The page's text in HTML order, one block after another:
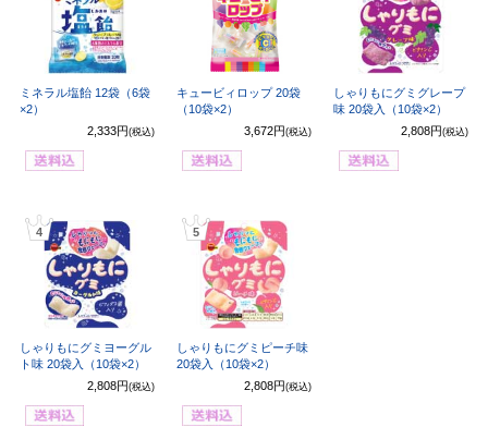
ミネラル塩飴 12袋（6袋
×2）
2,333円 (税込)
キュービィロップ 20袋
（10袋×2）
3,672円 (税込)
しゃりもにグミグレープ
味 20袋入（10袋×2）
2,808円(税込)
4
しゃりもにグミヨーグル
ト味 20袋入（10袋×2）
2,808円 (税込)
5
しゃりもにグミピーチ味
20袋入（10袋×2）
2,808円 (税込)